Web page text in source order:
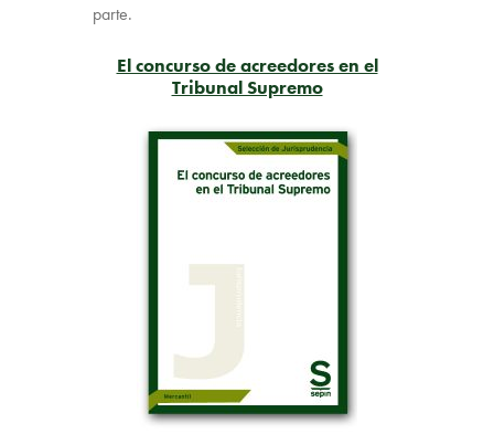
parte.
El concurso de acreedores en el
Tribunal Supremo